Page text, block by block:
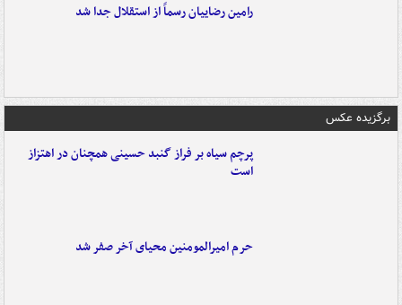
رامین رضاییان رسماً از استقلال جدا شد
برگزیده عکس
پرچم سیاه بر فراز گنبد حسینی همچنان در اهتزاز
است
حرم امیرالمومنین محیای آخر صفر شد